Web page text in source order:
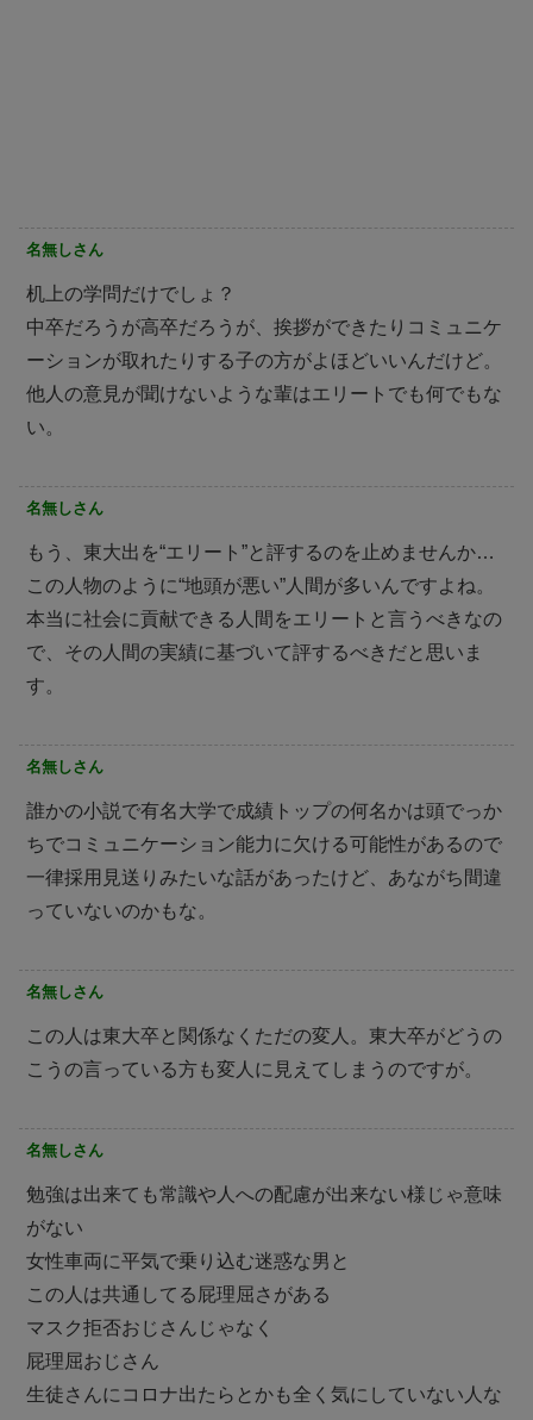
名無しさん
机上の学問だけでしょ？
中卒だろうが高卒だろうが、挨拶ができたりコミュニケ
ーションが取れたりする子の方がよほどいいんだけど。
他人の意見が聞けないような輩はエリートでも何でもな
い。
名無しさん
もう、東大出を“エリート”と評するのを止めませんか…
この人物のように“地頭が悪い”人間が多いんですよね。
本当に社会に貢献できる人間をエリートと言うべきなの
で、その人間の実績に基づいて評するべきだと思いま
す。
名無しさん
誰かの小説で有名大学で成績トップの何名かは頭でっか
ちでコミュニケーション能力に欠ける可能性があるので
一律採用見送りみたいな話があったけど、あながち間違
っていないのかもな。
名無しさん
この人は東大卒と関係なくただの変人。東大卒がどうの
こうの言っている方も変人に見えてしまうのですが。
名無しさん
勉強は出来ても常識や人への配慮が出来ない様じゃ意味
がない
女性車両に平気で乗り込む迷惑な男と
この人は共通してる屁理屈さがある
マスク拒否おじさんじゃなく
屁理屈おじさん
生徒さんにコロナ出たらとかも全く気にしていない人な